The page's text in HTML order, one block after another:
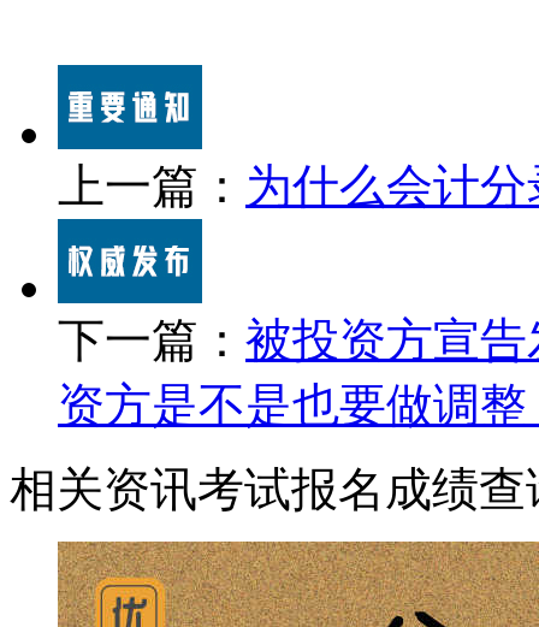
上一篇： 为什么会计
下一篇： 被投资方宣
资方是不是也要做调整
相关资讯考试报名 成绩查